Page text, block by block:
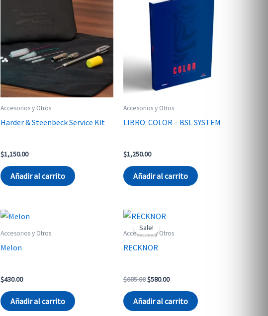
Accesorios y Otros
Harder & Steenbeck Service Kit
$1,150.00
Añadir al carrito
Accesorios y Otros
LIBRO: COLOR – BSL SYSTEM
$1,250.00
Añadir al carrito
Accesorios y Otros
Melon
$430.00
Añadir al carrito
Sale!
Accesorios y Otros
RECKNOR
$605.00Original
was:
$605.00.
$580.00Current
$580.00.
Añadir al carrito